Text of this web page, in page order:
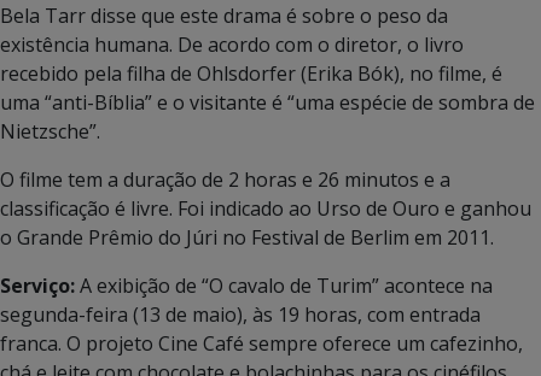
Bela Tarr disse que este drama é sobre o peso da
existência humana. De acordo com o diretor, o livro
recebido pela filha de Ohlsdorfer (Erika Bók), no filme, é
uma “anti-Bíblia” e o visitante é “uma espécie de sombra de
Nietzsche”.
O filme tem a duração de 2 horas e 26 minutos e a
classificação é livre. Foi indicado ao Urso de Ouro e ganhou
o Grande Prêmio do Júri no Festival de Berlim em 2011.
Serviço:A exibição de “O cavalo de Turim” acontece na
segunda-feira (13 de maio), às 19 horas, com entrada
franca. O projeto Cine Café sempre oferece um cafezinho,